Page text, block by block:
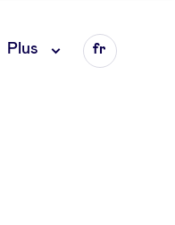
Plus Language
fr